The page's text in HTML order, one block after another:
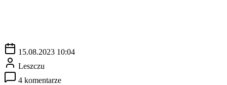
15.08.2023 10:04
Leszczu
4 komentarze